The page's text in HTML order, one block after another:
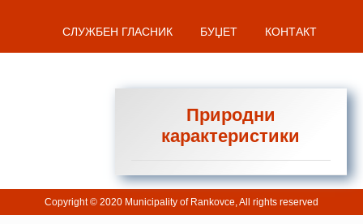
СЛУЖБЕН ГЛАСНИК БУЏЕТ КОНТАКТ
Природни
карактеристики
Copyright © 2020 Municipality of Rankovce, All rights reserved